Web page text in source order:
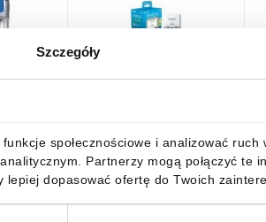
Szczegóły
społecznościowe i analizować
Partnerzy mogą połączyć
dopasować ofertę do Twoich
Eneloop 800mAh
105,46 złbrutto